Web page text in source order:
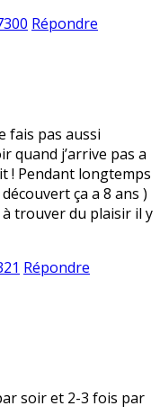
Répondre
fais pas aussi
quand j’arrive pas a
! Pendant longtemps
ça a 8 ans )
à trouver du plaisir il y
Répondre
soir et 2-3 fois par